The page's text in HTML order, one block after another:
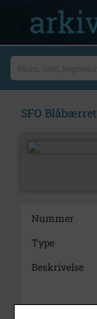
SFO
Nummer
Type
Beskrivelse